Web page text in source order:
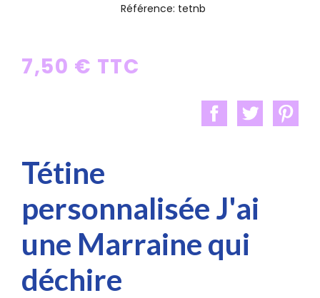
Référence: tetnb
7,50 € TTC
Tétine
personnalisée J'ai
une Marraine qui
déchire